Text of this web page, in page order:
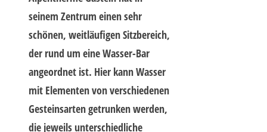
seinem Zentrum einen sehr
schönen, weitläufigen Sitzbereich,
der rund um eine Wasser-Bar
angeordnet ist. Hier kann Wasser
mit Elementen von verschiedenen
Gesteinsarten getrunken werden,
die jeweils unterschiedliche